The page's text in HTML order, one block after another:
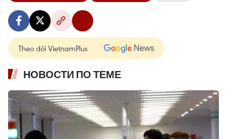
Theo dõi VietnamPlus
НОВОСТИ ПО ТЕМЕ